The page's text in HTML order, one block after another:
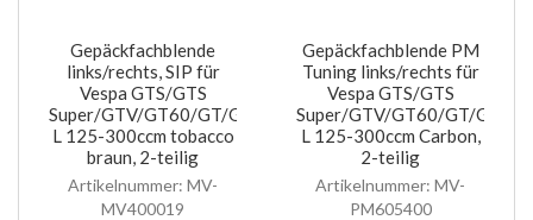
Gepäckfachblende
links/rechts, SIP für
Vespa GTS/GTS
Super/GTV/GT60/GT/GT
L 125-300ccm tobacco
braun, 2-teilig
Artikelnummer: MV-
MV400019
Gepäckfachblende PM
Tuning links/rechts für
Vespa GTS/GTS
Super/GTV/GT60/GT/GT
L 125-300ccm Carbon,
2-teilig
Artikelnummer: MV-
PM605400